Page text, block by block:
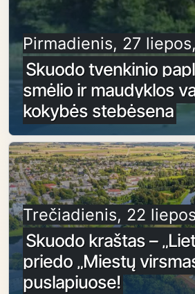
Pirmadienis, 27
Skuodo tvenkinio
smėlio ir maudyklos
kokybės stebėsena
Trečiadienis, 22
Skuodo kraštas –
priedo „Miestų
puslapiuose!